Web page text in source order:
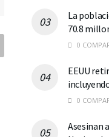
La
70.8
0
EEUU
0
Asesinan